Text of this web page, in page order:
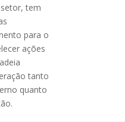
tem
para o
ações
tanto
quanto